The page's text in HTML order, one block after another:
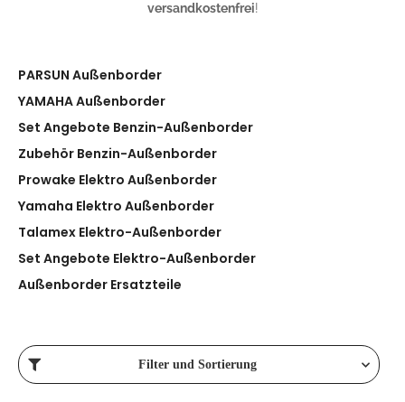
versandkostenfrei!
PARSUN Außenborder
YAMAHA Außenborder
Set Angebote Benzin-Außenborder
Zubehör Benzin-Außenborder
Prowake Elektro Außenborder
Yamaha Elektro Außenborder
Talamex Elektro-Außenborder
Set Angebote Elektro-Außenborder
Außenborder Ersatzteile
Filter und Sortierung